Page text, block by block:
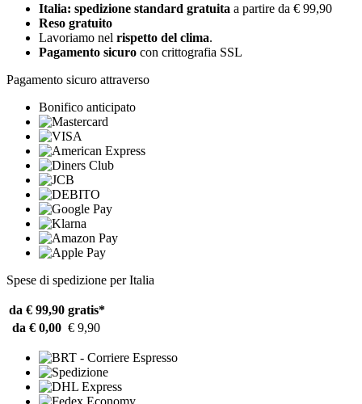
Italia: spedizione standard gratuita a partire da € 99,90
Reso gratuito
Lavoriamo nel rispetto del clima.
Pagamento sicuro con crittografia SSL
Pagamento sicuro attraverso
Bonifico anticipato
Spese di spedizione per Italia
da € 99,90 gratis*
da € 0,00 € 9,90